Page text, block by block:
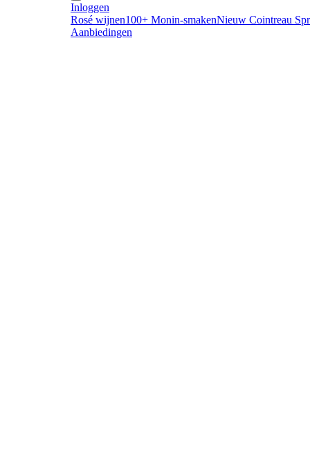
Inloggen
Rosé wijnen100+ Monin-smakenNieuw Cointreau
Aanbiedingen